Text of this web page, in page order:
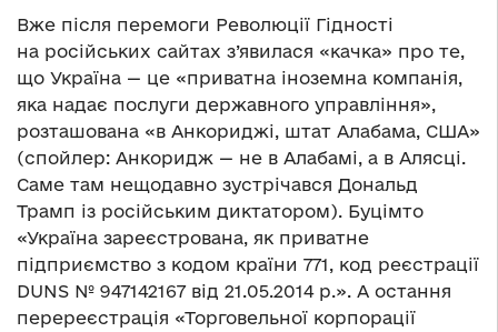
Вже після перемоги Революції Гідності
на російських сайтах з’явилася «качка» про те,
що Україна — це «приватна іноземна компанія,
яка надає послуги державного управління»,
розташована «в Анкориджі, штат Алабама, США»
(спойлер: Анкоридж — не в Алабамі, а в Алясці.
Саме там нещодавно зустрічався Дональд
Трамп із російським диктатором). Буцімто
«Україна зареєстрована, як приватне
підприємство з кодом країни 771, код реєстрації
DUNS № 947142167 від 21.05.2014 р.». А остання
перереєстрація «Торговельної корпорації